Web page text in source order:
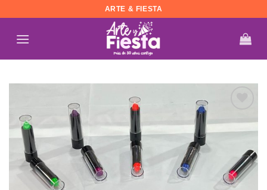
contenido
ARTE & FIESTA
Añadir
a la
deseos